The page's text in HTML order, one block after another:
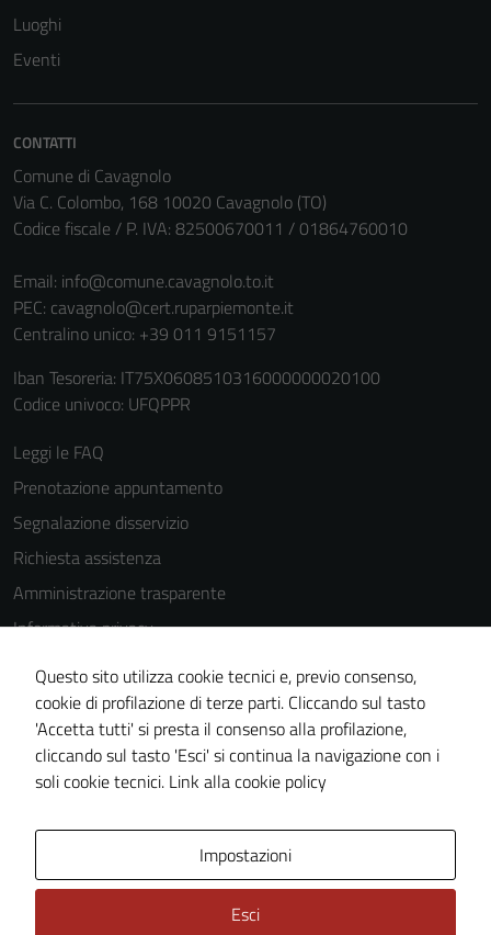
Luoghi
Eventi
CONTATTI
Comune di Cavagnolo
Via C. Colombo, 168 10020 Cavagnolo (TO)
Codice fiscale / P. IVA: 82500670011 / 01864760010
Email: info@comune.cavagnolo.to.it
PEC: cavagnolo@cert.ruparpiemonte.it
Centralino unico: +39 011 9151157
Iban Tesoreria: IT75X0608510316000000020100
Codice univoco: UFQPPR
Leggi le FAQ
Prenotazione appuntamento
Segnalazione disservizio
Richiesta assistenza
Amministrazione trasparente
Informativa privacy
Cookie Policy
Note legali
Dichiarazione di accessibilità
Piano di miglioramento del sito
Questo sito utilizza cookie tecnici e, previo consenso,
cookie di profilazione di terze parti. Cliccando sul tasto
'Accetta tutti' si presta il consenso alla profilazione,
cliccando sul tasto 'Esci' si continua la navigazione con i
soli cookie tecnici. Link alla cookie policy
Impostazioni
Esci